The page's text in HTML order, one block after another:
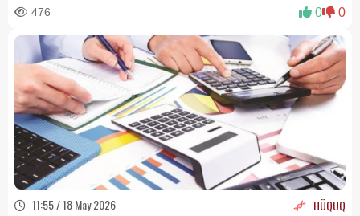
476 0 0
11:55 / 18 May 2026 HÜQUQ